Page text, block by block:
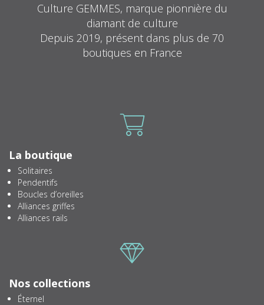
Culture GEMMES, marque pionnière du
diamant de culture
Depuis 2019, présent dans plus de 70
boutiques en France
La boutique
Solitaires
Pendentifs
Boucles d’oreilles
Alliances griffes
Alliances rails
Nos collections
Éternel